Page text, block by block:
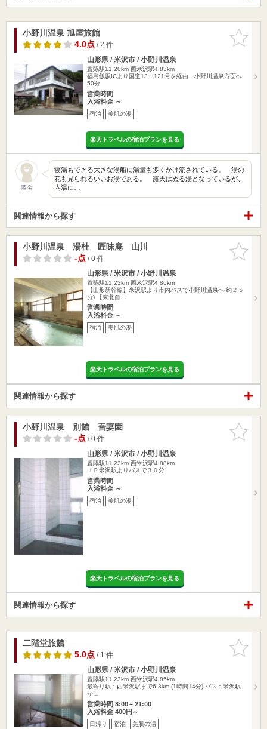
お気に入
りに追加
小野川温泉 旭屋旅館
4.0点/ 2 件
山形県 / 米沢市 / 小野川温泉
置賜駅11.20km 西米沢駅4.83km
福島飯坂ICより国道13・121号を経由、小野川温泉方面へ
50分
営業時間
入浴料金 ～
宿泊 美肌の湯
楽天トラベルの宿泊プランを見る
匿名
寝湯もできる大きな湯船に湯量も多くかけ流されている。 湯の
花も見られるいいお湯である。 露天はぬる湯となっているが、
内湯に…
関連情報から探す
お気に入
りに追加
小野川温泉 湯杜 匠味庵 山川
-点/ 0 件
山形県 / 米沢市 / 小野川温泉
置賜駅11.23km 西米沢駅4.86km
【山形新幹線】米沢駅より市内バスで小野川温泉へ(約２５
分) 【東北自…
営業時間
入浴料金 ～
宿泊 美肌の湯
楽天トラベルの宿泊プランを見る
関連情報から探す
お気に入
りに追加
小野川温泉 別館 吾妻園
-点/ 0 件
山形県 / 米沢市 / 小野川温泉
置賜駅11.23km 西米沢駅4.88km
ＪＲ米沢駅よりバスで３０分
営業時間
入浴料金 ～
宿泊 美肌の湯
楽天トラベルの宿泊プランを見る
関連情報から探す
お気に入
りに追加
二階堂旅館
5.0点/ 1 件
山形県 / 米沢市 / 小野川温泉
置賜駅11.23km 西米沢駅4.85km
最寄り駅：西米沢駅まで6.3km (1時間14分) バス：米沢駅
か…
営業時間 8:00～21:00
入浴料金 400円～
日帰り 宿泊 美肌の湯